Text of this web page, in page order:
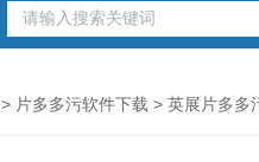
> 片多多污软件下载 > 英展片多多